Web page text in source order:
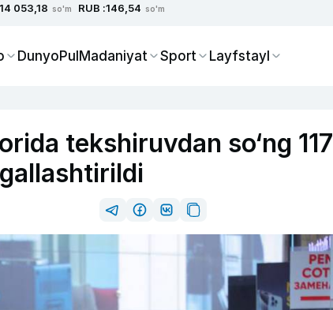
14 053,18 so'm RUB :146,54 so'm
DunyoPulMadaniyat Sport Layfstayl
tekshiruvdan so‘ng 117